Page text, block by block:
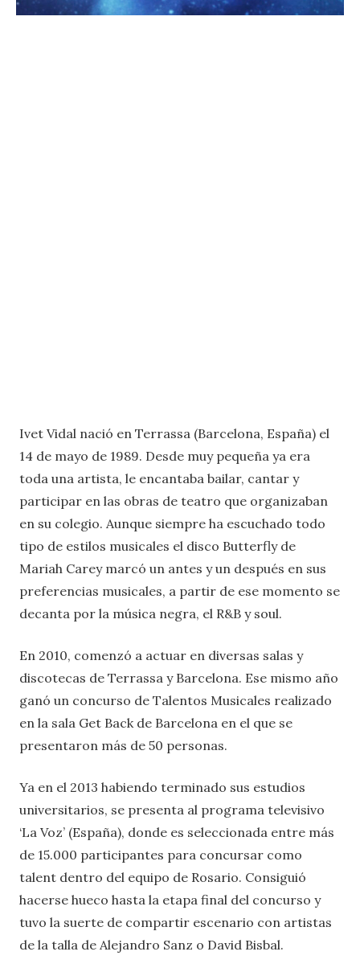
Ivet Vidal nació en Terrassa (Barcelona, España) el
14 de mayo de 1989. Desde muy pequeña ya era
toda una artista, le encantaba bailar, cantar y
participar en las obras de teatro que organizaban
en su colegio. Aunque siempre ha escuchado todo
tipo de estilos musicales el disco Butterfly de
Mariah Carey marcó un antes y un después en sus
preferencias musicales, a partir de ese momento se
decanta por la música negra, el R&B y soul.
En 2010, comenzó a actuar en diversas salas y
discotecas de Terrassa y Barcelona. Ese mismo año
ganó un concurso de Talentos Musicales realizado
en la sala Get Back de Barcelona en el que se
presentaron más de 50 personas.
Ya en el 2013 habiendo terminado sus estudios
universitarios, se presenta al programa televisivo
‘La Voz’ (España), donde es seleccionada entre más
de 15.000 participantes para concursar como
talent dentro del equipo de Rosario. Consiguió
hacerse hueco hasta la etapa final del concurso y
tuvo la suerte de compartir escenario con artistas
de la talla de Alejandro Sanz o David Bisbal.